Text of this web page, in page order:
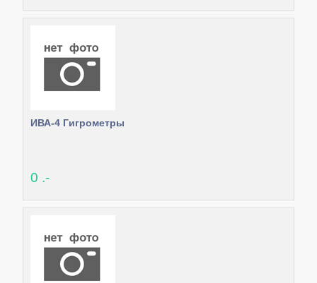
ИВА-4 Гигрометры
0 .-